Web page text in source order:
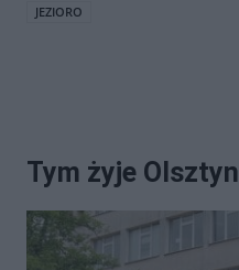
JEZIORO
Tym żyje Olsztyn